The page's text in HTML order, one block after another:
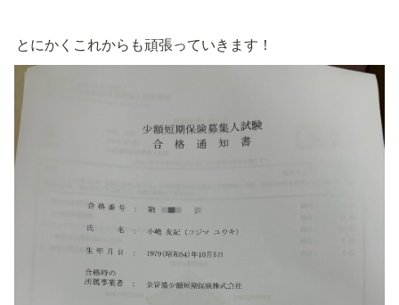
とにかくこれからも頑張っていきます！